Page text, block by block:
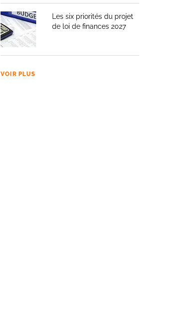
Les six priorités du projet
de loi de finances 2027
VOIR PLUS